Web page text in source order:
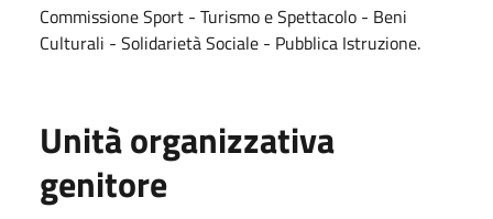
Commissione Sport - Turismo e Spettacolo - Beni
Culturali - Solidarietà Sociale - Pubblica Istruzione.
Unità organizzativa
genitore